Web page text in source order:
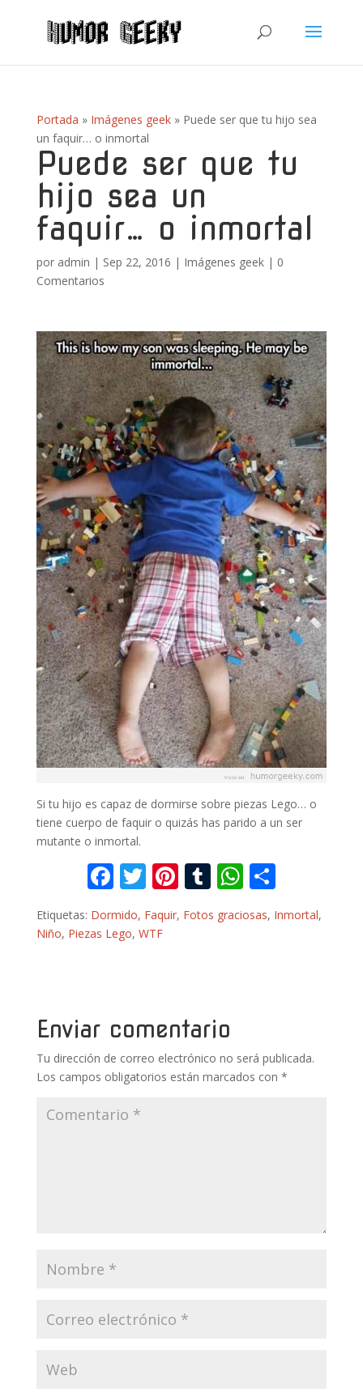
Portada » Imágenes geek» Puede ser que tu hijo sea
un faquir… o inmortal
Puede ser que tu
hijo sea un
faquir… o inmortal
por admin | Sep 22, 2016 | Imágenes geek| 0
Comentarios
Si tu hijo es capaz de dormirse sobre piezas Lego… o
tiene cuerpo de faquir o quizás has parido a un ser
mutante o inmortal.
F
ac
e
k
T
w
itt
Pi
nt
er
T
m
W
at m
Etiquetas: Dormido, Faquir, Fotos graciosas, Inmortal,
Niño, Piezas Lego, WTF
Enviar comentario
Tu dirección de correo electrónico no será publicada.
Los campos obligatorios están marcados con *